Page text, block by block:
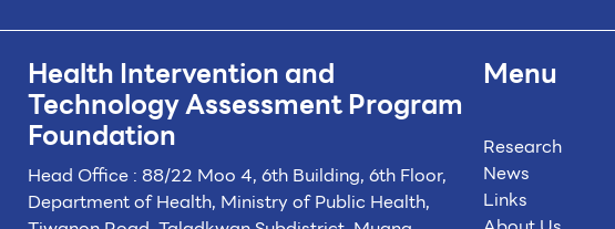
Health Intervention and
TechnologyAssessment Program
Foundation
Head Office : 88/22 Moo 4, 6th Building, 6th Floor,
Department of Health, Ministry of Public Health,
Menu
Research
News
Links